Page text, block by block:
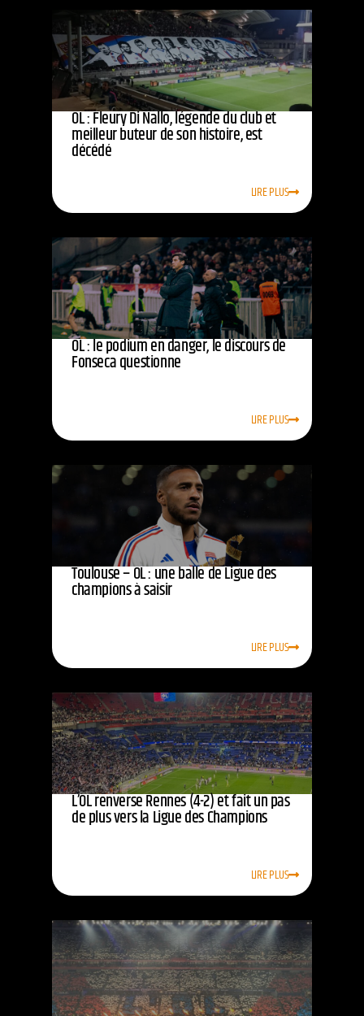
OL : Fleury Di Nallo, légende du club et
meilleur buteur de son histoire, est
décédé
LIRE PLUS
OL : le podium en danger, le discours de
Fonseca questionne
LIRE PLUS
Toulouse – OL : une balle de Ligue des
champions à saisir
LIRE PLUS
L’OL renverse Rennes (4-2) et fait un pas
de plus vers la Ligue des Champions
LIRE PLUS